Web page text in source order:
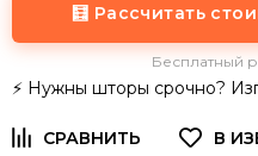
🧮 Рассчитать
Бесплатный
⚡ Нужны шторы срочно?